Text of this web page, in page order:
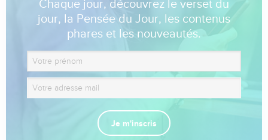
Chaque jour, découvrez le verset du
jour, la Pensée du Jour, les contenus
phares et les nouveautés.
Je m'inscris